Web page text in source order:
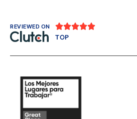
REVIEWED ON 
TOP